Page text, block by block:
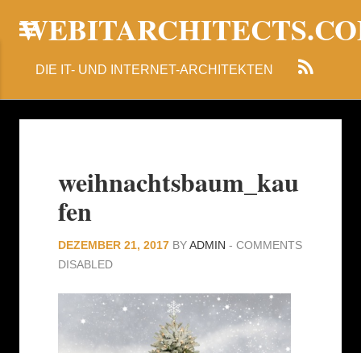
DIE IT- UND INTERNET-ARCHITEKTEN
weihnachtsbaum_kau
fen
DEZEMBER 21, 2017 BYADMIN - COMMENTS
DISABLED